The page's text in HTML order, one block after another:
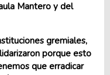
Mantero y del
gremiales,
porque esto
que erradicar